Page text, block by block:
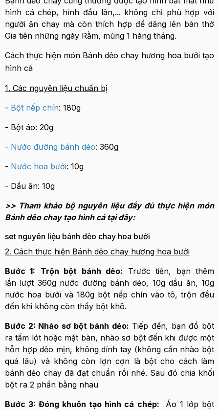
hình cá chép, hình đầu lân,... không chỉ phù hợp với
người ăn chay mà còn thích hợp để dâng lên bàn thờ
Gia tiên những ngày Rằm, mùng 1 hàng tháng.
Cách thực hiện món Bánh dẻo chay hương hoa bưởi tạo
hình cá
1. Các nguyên liệu chuẩn bị
- Bột nếp chín: 180g
- Bột áo: 20g
- Nước đường bánh dẻo: 360g
- Nước hoa bưởi: 10g
- Dầu ăn: 10g
>> Tham khảo bộ nguyên liệu đầy đủ thực hiện món
Bánh dẻo chay tạo hình cá tại đây:
set nguyên liệu bánh dẻo chay hoa bưởi
2. Cách thực hiện Bánh dẻo chay hương hoa bưởi
Bước 1:
Trộn bột bánh dẻo: Trước tiên, bạn thêm
lần lượt 360g nước đường bánh dẻo, 10g dầu ăn, 10g
nước hoa bưởi và 180g bột nếp chín vào tô, trộn đều
đến khi không còn thấy bột khô.
Bước 2: Nhào sơ bột bánh dẻo: Tiếp đến, bạn đổ bột
ra tấm lót hoặc mặt bàn, nhào sơ bột đến khi được một
hỗn hợp dẻo mịn, không dính tay (không cần nhào bột
quá lâu) và không còn lợn cợn là bột cho cách làm
bánh dẻo chay đã đạt chuẩn rồi nhé. Sau đó chia khối
bột ra 2 phần bằng nhau
Bước 3: Đóng khuôn tạo hình cá chép:
Áo 1 lớp bột